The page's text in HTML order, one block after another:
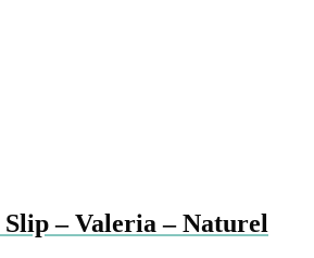
– Valeria – Naturel